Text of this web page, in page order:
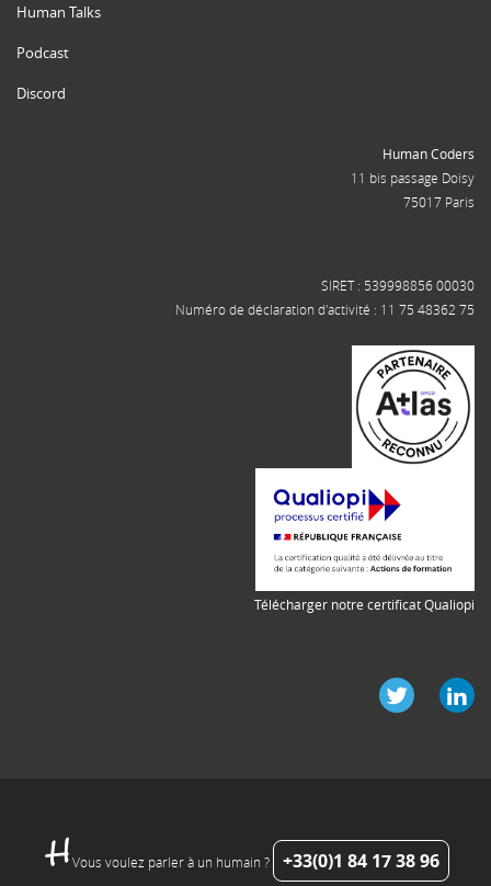
Human Talks
Podcast
Discord
Human Coders
11 bis passage Doisy
75017 Paris
SIRET : 539998856 00030
Numéro de déclaration d'activité : 11 75 48362 75
Télécharger notre certificat Qualiopi
Vous voulez parler à un humain ? +33(0)1 84 17 38 96